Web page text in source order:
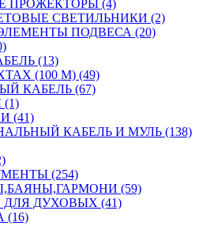
ПРОЖЕКТОРЫ (4)
СВЕТИЛЬНИКИ (2)
ПОДВЕСА (20)
(13)
(100 М) (49)
КАБЕЛЬ (67)
(41)
КАБЕЛЬ И МУЛЬ (138)
(254)
(59)
ДУХОВЫХ (41)
(16)